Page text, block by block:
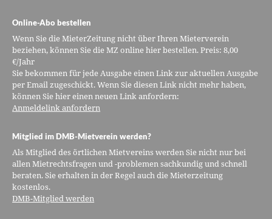
Online-Abo bestellen
Wenn Sie die MieterZeitung nicht über Ihren Mieterverein
beziehen, können Sie die MZ online hier bestellen. Preis: 8,00
€/Jahr
Sie bekommen für jede Ausgabe einen Link zur aktuellen Ausgabe
per Email zugeschickt. Wenn Sie diesen Link nicht mehr haben,
können Sie hier einen neuen Link anfordern:
Anmeldelink anfordern
Mitglied im DMB-Mietverein werden?
Als Mitglied des örtlichen Mietvereins werden Sie nicht nur bei
allen Mietrechtsfragen und -problemen sachkundig und schnell
beraten. Sie erhalten in der Regel auch die Mieterzeitung
kostenlos.
DMB-Mitglied werden